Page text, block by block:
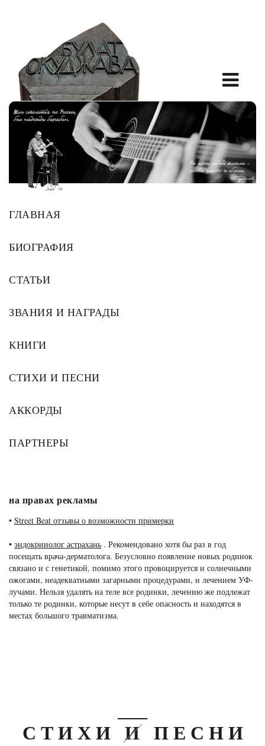
ГЛАВНАЯ
БИОГРАФИЯ
СТАТЬИ
ЗВАНИЯ И НАГРАДЫ
КНИГИ
СТИХИ И ПЕСНИ
АККОРДЫ
ПАРТНЕРЫ
на правах рекламы
• Street Beat отзывы о возможности примерки
• эндокринолог астрахань . Рекомендовано хотя бы раз в год
посещать врача-дерматолога. Безусловно появление новых родинок
связано и с генетикой, помимо этого провоцируется и солнечными
ожогами, неадекватными загарными процедурами, и лечением УФ-
лучами. Нельзя удалять на теле все родинки, лечению же подлежат
только те родинки, которые несут в себе опасность и находятся в
местах большого травматизма.
СТИХИ И ПЕСНИ